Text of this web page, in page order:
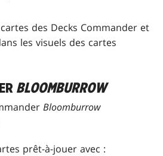
des Decks Commander et
les visuels des cartes
BLOOMBURROW
Bloomburrow
prêt-à-jouer avec :